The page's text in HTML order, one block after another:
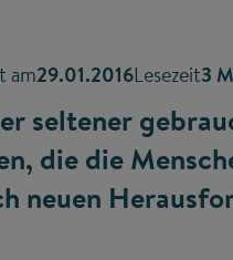
am29.01.2016Lesezeit3
seltener
die die
neuen